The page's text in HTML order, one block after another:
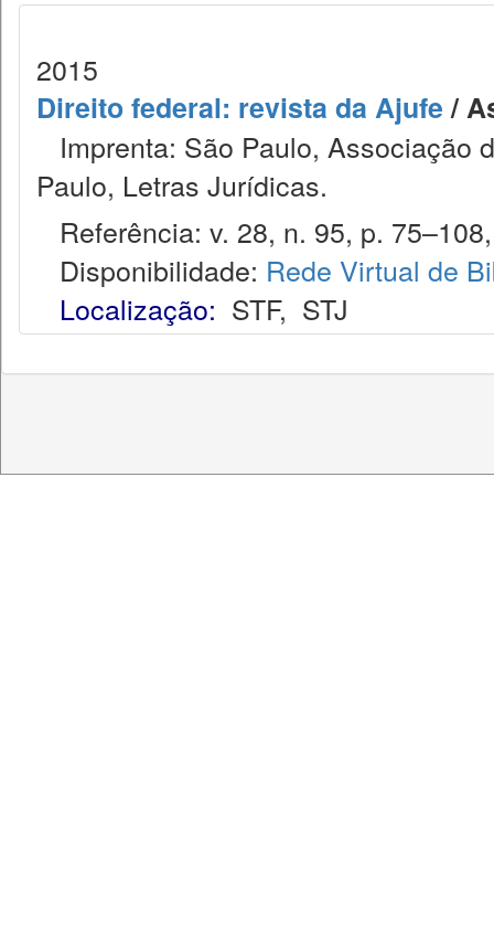
2015
Direito federal: revista da Ajufe/
Imprenta: São Paulo, Associação
Paulo, Letras Jurídicas.
Referência: v. 28, n. 95, p.
Disponibilidade: Rede Virtual de
Localização: STF, STJ